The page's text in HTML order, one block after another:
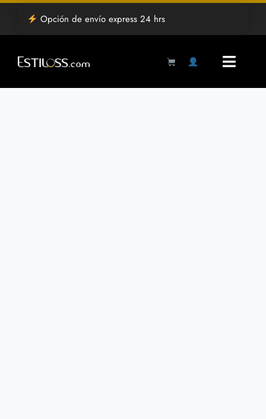
Saltar
contenido
Opción de envío express 24 hrs